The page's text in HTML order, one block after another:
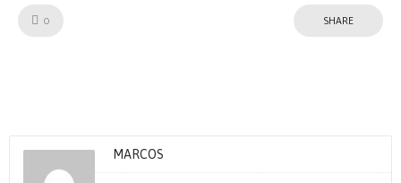
0 SHARE
MARCOS